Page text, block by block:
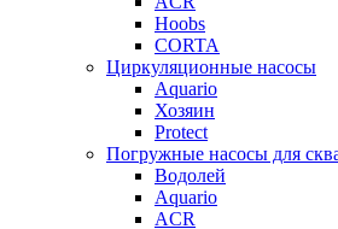
Hoobs
CORTA
Циркуляционные насосы
Aquario
Хозяин
Protect
Погружные насосы для
Водолей
Aquario
ACR